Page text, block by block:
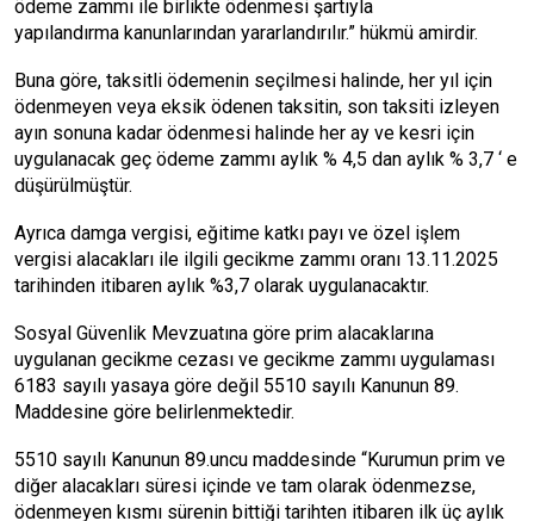
ödeme zammı ile birlikte ödenmesi şartıyla
yapılandırma kanunlarından yararlandırılır.” hükmü amirdir.
Buna göre, taksitli ödemenin seçilmesi halinde, her yıl için
ödenmeyen veya eksik ödenen taksitin, son taksiti izleyen
ayın sonuna kadar ödenmesi halinde her ay ve kesri için
uygulanacak geç ödeme zammı aylık % 4,5 dan aylık % 3,7 ‘ e
düşürülmüştür.
Ayrıca damga vergisi, eğitime katkı payı ve özel işlem
vergisi alacakları ile ilgili gecikme zammı oranı 13.11.2025
tarihinden itibaren aylık %3,7 olarak uygulanacaktır.
Sosyal Güvenlik Mevzuatına göre prim alacaklarına
uygulanan gecikme cezası ve gecikme zammı uygulaması
6183 sayılı yasaya göre değil 5510 sayılı Kanunun 89.
Maddesine göre belirlenmektedir.
5510 sayılı Kanunun 89.uncu maddesinde “Kurumun prim ve
diğer alacakları süresi içinde ve tam olarak ödenmezse,
ödenmeyen kısmı sürenin bittiği tarihten itibaren ilk üç aylık